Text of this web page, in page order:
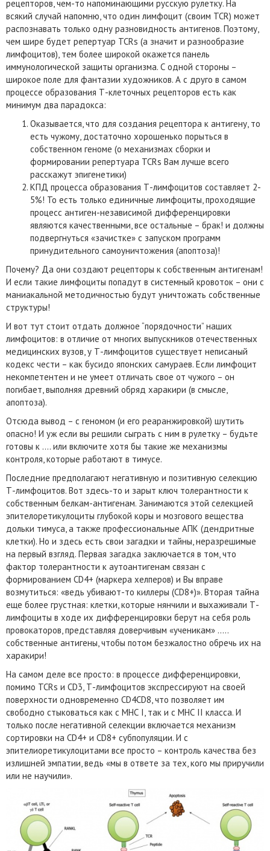
рецепторов, чем-то напоминающими русскую рулетку. На
всякий случай напомню, что один лимфоцит (своим TCR) может
распознавать только одну разновидность антигенов. Поэтому,
чем шире будет репертуар TCRs (а значит и разнообразие
лимфоцитов), тем более широкой окажется панель
иммунологической защиты организма. С одной стороны –
широкое поле для фантазии художников. А с друго в самом
процессе образования Т-клеточных рецепторов есть как
минимум два парадокса:
Оказывается, что для создания рецептора к антигену, то
есть чужому, достаточно хорошенько порыться в
собственном геноме (о механизмах сборки и
формировании репертуара TCRs Вам лучше всего
расскажут эпигенетики)
КПД процесса образования Т-лимфоцитов составляет 2-
5%! То есть только единичные лимфоциты, проходящие
процесс антиген-независимой дифференцировки
являются качественными, все остальные – брак! и должны
подвергнуться «зачистке» с запуском программ
принудительного самоуничтожения (апоптоза)!
Почему? Да они создают рецепторы к собственным антигенам!
И если такие лимфоциты попадут в системный кровоток – они с
маниакальной методичностью будут уничтожать собственные
структуры!
И вот тут стоит отдать должное “порядочности” наших
лимфоцитов: в отличие от многих выпускников отечественных
медицинских вузов, у Т-лимфоцитов существует неписаный
кодекс чести – как бусидо японских самураев. Если лимфоцит
некомпетентен и не умеет отличать свое от чужого – он
погибает, выполняя древний обряд харакири (в смысле,
апоптоза).
Отсюда вывод – с геномом (и его реаранжировкой) шутить
опасно! И уж если вы решили сыграть с ним в рулетку – будьте
готовы к …. или включите хотя бы такие же механизмы
контроля, которые работают в тимусе.
Последние предполагают негативную и позитивную селекцию
Т-лимфоцитов. Вот здесь-то и зарыт ключ толерантности к
собственным белкам-антигенам. Занимаются этой селекцией
эпителоретикулоциты глубокой коры и мозгового вещества
дольки тимуса, а также профессиональные АПК (дендритные
клетки). Но и здесь есть свои загадки и тайны, неразрешимые
на первый взгляд. Первая загадка заключается в том, что
фактор толерантности к аутоантигенам связан с
формированием CD4+ (маркера хелперов) и Вы вправе
возмутиться: «ведь убивают-то киллеры (CD8+)». Вторая тайна
еще более грустная: клетки, которые нянчили и выхаживали Т-
лимфоциты в ходе их дифференцировки берут на себя роль
провокаторов, представляя доверчивым «ученикам» …..
собственные антигены, чтобы потом безжалостно обречь их на
харакири!
На самом деле все просто: в процессе дифференцировки,
помимо TCRs и CD3, Т-лимфоцитов экспрессируют на своей
поверхности одновременно CD4CD8, что позволяет им
свободно стыковаться как с МНС I, так и с МНС II класса. И
только после негативной селекции включается механизм
сортировки на CD4+ и CD8+ субпопуляции. И с
эпителиоретикулоцитами все просто – контроль качества без
излишней эмпатии, ведь «мы в ответе за тех, кого мы приручили
или не научили».